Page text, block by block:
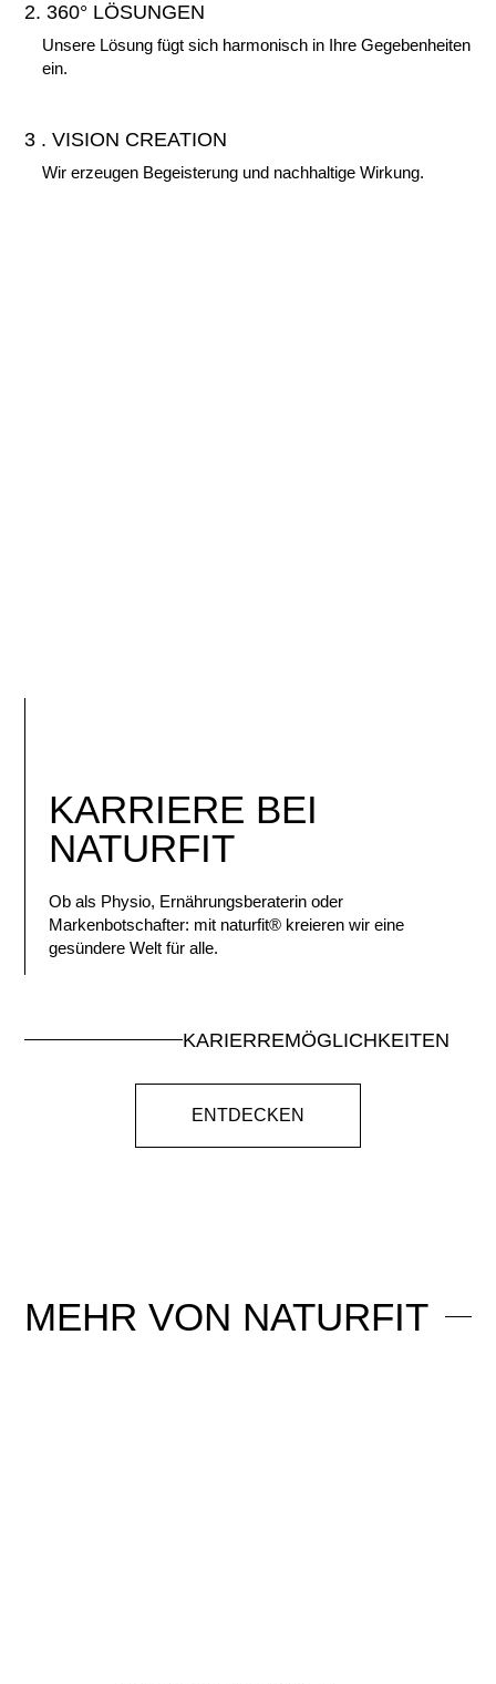
2. 360° LÖSUNGEN
Unsere Lösung fügt sich harmonisch in Ihre Gegebenheiten
ein.
3 . VISION CREATION
Wir erzeugen Begeisterung und nachhaltige Wirkung.
KARRIERE BEI
NATURFIT
Ob als Physio, Ernährungsberaterin oder
Markenbotschafter: mit naturfit®kreieren wir eine
gesündere Welt für alle.
KARIERREMÖGLICHKEITEN
ENTDECKEN
MEHR VON NATURFIT